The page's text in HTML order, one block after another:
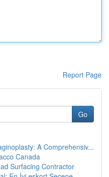
Report Page
Go
A Comprehensiv...
Canada
Surfacing Contractor